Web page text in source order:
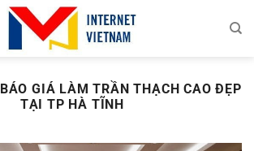
BÁO GIÁ LÀM TRẦN THẠCH CAO ĐẸP
TẠI TP HÀ TĨNH